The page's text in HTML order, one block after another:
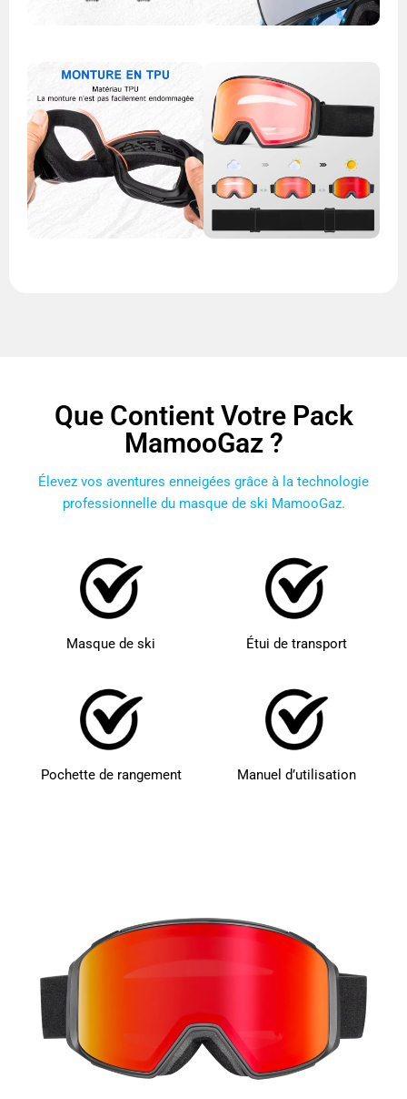
Que Contient Votre Pack
MamooGaz ?
Élevez vos aventures enneigées grâce à la technologie
professionnelle du masque de ski MamooGaz.
Masque de ski Étui de transport
Pochette de rangement Manuel d’utilisation